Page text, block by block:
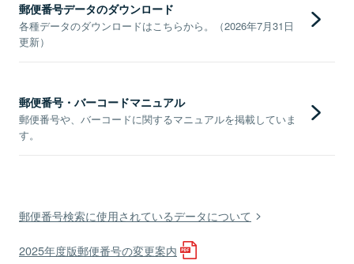
郵便番号データのダウンロード
各種データのダウンロードはこちらから。（2026年7月31日
更新）
郵便番号・バーコードマニュアル
郵便番号や、バーコードに関するマニュアルを掲載していま
す。
郵便番号検索に使用されているデータについて
2025年度版郵便番号の変更案内